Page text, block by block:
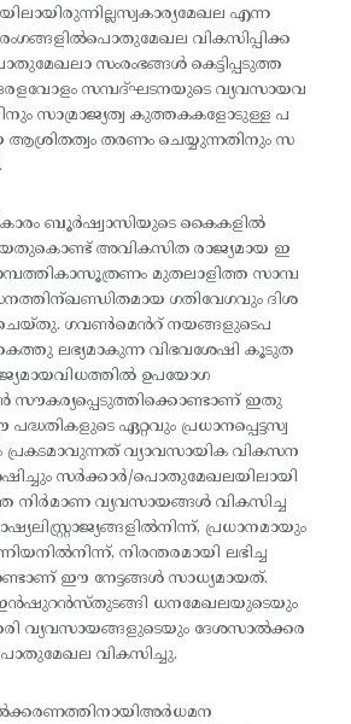
എന്ന
വികസിപ്പിക്ക
സംരംഭങ്ങൾ കെട്ടിപ്പടുത്ത
സമ്പദ്ഘടനയുടെ വ്യവസായവ
സാമ്രാജ്യത്വ കുത്തകകളോടുള്ള പ
തരണം ചെയ്യുന്നതിനും സ
ബൂർഷ്വാസിയുടെ കൈകളിൽ
അവികസിത രാജ്യമായ ഇ
മുതലാളിത്ത സാമ്പ
ഗതിവേഗവും ദിശ
ചെയ്തു. ഗവൺമെൻറ് നയങ്ങളുടെപ
ലഭ്യമാകുന്ന വിഭവശേഷി കൂടുത
ഉപയോഗ
സൗകര്യപ്പെടുത്തിക്കൊണ്ടാണ് ഇതു
ഏറ്റവും പ്രധാനപ്പെട്ടസ്വ
പ്രകടമാവുന്നത് വ്യാവസായിക വികസന
സർക്കാർ/പൊതുമേഖലയിലായി
നിർമാണ വ്യവസായങ്ങൾ വികസിച്ച
പ്രധാനമായും
നിരന്തരമായി ലഭിച്ച
ഈ നേട്ടങ്ങൾ സാധ്യമായത്.
ധനമേഖലയുടെയും
വ്യവസായങ്ങളുടെയും ദേശസാൽക്കര
വികസിച്ചു.